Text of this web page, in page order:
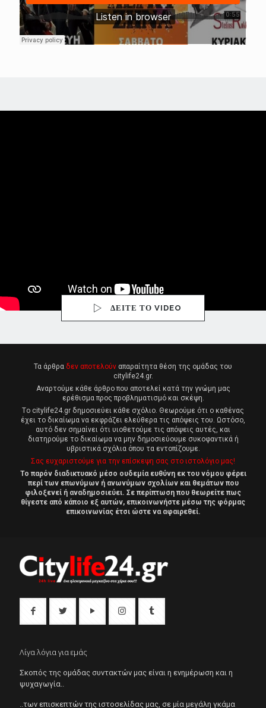
ΔΕΙΤΕ ΤΟ VIDEO
Τα άρθρα δεν αποτελούν απαραίτητα θέση της ομάδας του
citylife24.gr.
Αναρτούμε κάθε άρθρο που αποτελεί κατά την γνώμη μας
ερέθισμα προς προβληματισμό και σκέψη.
Tο citylife24.gr δημοσιεύει κάθε σχόλιο. Θεωρούμε ότι ο καθένας
έχει το δικαίωμα να εκφράζει ελεύθερα τις απόψεις του. Ωστόσο,
αυτό δεν σημαίνει ότι υιοθετούμε τις απόψεις αυτές, και
διατηρούμε το δικαίωμα να μην δημοσιεύουμε συκοφαντικά ή
υβριστικά σχόλια όπου τα εντοπίζουμε.
Σας ευχαριστούμε για την επίσκεψη σας στο ιστολόγιο μας!
Το παρόν διαδικτυακό μέσο ουδεμία ευθύνη εκ του νόμου φέρει
περί των επωνύμων ή ανωνύμων σχολίων και θεμάτων που
φιλοξενεί ή αναδημοσιεύει. Σε περίπτωση που θεωρείτε πως
θίγεστε από κάποιο εξ αυτών, επικοινωνήστε μέσω της φόρμας
επικοινωνίας έτσι ώστε να αφαιρεθεί.
Λίγα λόγια για εμάς
Σκοπός της ομάδας συντακτών μας είναι η ενημέρωση και η
ψυχαγωγία..
..των επισκεπτών της ιστοσελίδας μας, σε μία μεγάλη γκάμα